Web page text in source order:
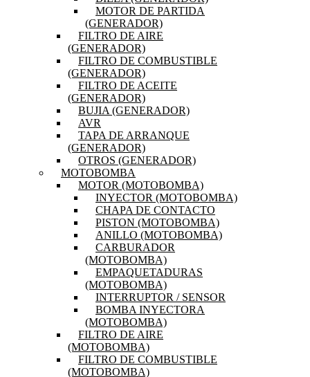
MOTOR DE PARTIDA
(GENERADOR)
FILTRO DE AIRE
(GENERADOR)
FILTRO DE COMBUSTIBLE
(GENERADOR)
FILTRO DE ACEITE
(GENERADOR)
BUJIA (GENERADOR)
AVR
TAPA DE ARRANQUE
(GENERADOR)
OTROS (GENERADOR)
MOTOBOMBA
MOTOR (MOTOBOMBA)
INYECTOR (MOTOBOMBA)
CHAPA DE CONTACTO
PISTON (MOTOBOMBA)
ANILLO (MOTOBOMBA)
CARBURADOR
(MOTOBOMBA)
EMPAQUETADURAS
(MOTOBOMBA)
INTERRUPTOR / SENSOR
BOMBA INYECTORA
(MOTOBOMBA)
FILTRO DE AIRE
(MOTOBOMBA)
FILTRO DE COMBUSTIBLE
(MOTOBOMBA)